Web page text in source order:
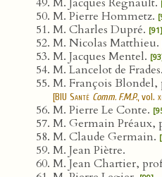
M. Pierre Hommetz.
M. Charles Dupré. [91]
M. Nicolas Matthieu.
M. Jacques Mentel.
M. Lancelot de Frades.
M. François Blondel,
[BIU Santé Comm. F.M.P., vol.
M. Pierre Le Conte.
M. Germain Préaux,
M. Claude Germain.
M. Jean Piètre.
M. Jean Chartier,